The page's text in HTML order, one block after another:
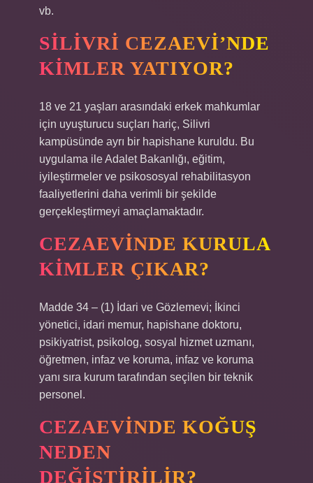
vb.
SILIVRI CEZAEVI’NDE
KIMLER YATIYOR?
18 ve 21 yaşları arasındaki erkek mahkumlar
için uyuşturucu suçları hariç, Silivri
kampüsünde ayrı bir hapishane kuruldu. Bu
uygulama ile Adalet Bakanlığı, eğitim,
iyileştirmeler ve psikososyal rehabilitasyon
faaliyetlerini daha verimli bir şekilde
gerçekleştirmeyi amaçlamaktadır.
CEZAEVINDE KURULA
KIMLER ÇIKAR?
Madde 34 – (1) İdari ve Gözlemevi; İkinci
yönetici, idari memur, hapishane doktoru,
psikiyatrist, psikolog, sosyal hizmet uzmanı,
öğretmen, infaz ve koruma, infaz ve koruma
yanı sıra kurum tarafından seçilen bir teknik
personel.
CEZAEVINDE KOĞUŞ
NEDEN
DEĞIŞTIRILIR?